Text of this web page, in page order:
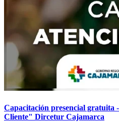
Capacitación presencial gratuita
Cliente" Dircetur Cajamarca